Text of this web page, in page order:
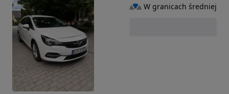
W granicach średniej